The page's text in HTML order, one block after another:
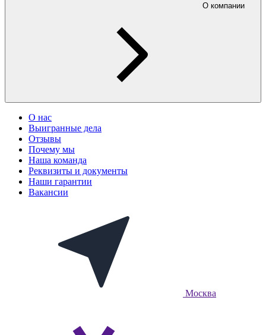
О компании
О нас
Выигранные дела
Отзывы
Почему мы
Наша команда
Реквизиты и документы
Наши гарантии
Вакансии
Москва